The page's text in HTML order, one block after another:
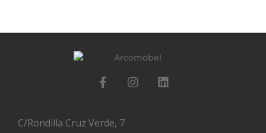
C/Rondilla Cruz Verde, 7